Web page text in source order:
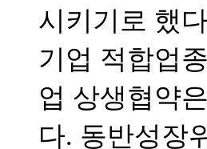
시키기로 했
기업 적합업
업 상생협약
다. 동반성장